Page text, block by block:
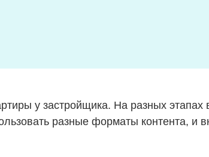
у застройщика. На разных этапах
разные форматы контента, и